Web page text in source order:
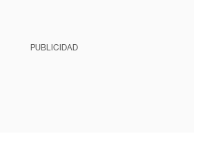
PUBLICIDAD